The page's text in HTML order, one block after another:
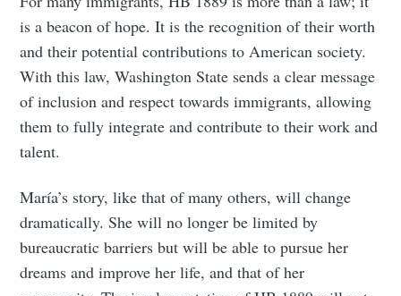
is a beacon of hope. It is the recognition of their worth
and their potential contributions to American society.
With this law, Washington State sends a clear message
of inclusion and respect towards immigrants, allowing
them to fully integrate and contribute to their work and
talent.
María’s story, like that of many others, will change
dramatically. She will no longer be limited by
bureaucratic barriers but will be able to pursue her
dreams and improve her life, and that of her